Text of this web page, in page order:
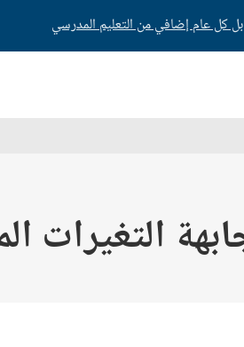
التغيرات